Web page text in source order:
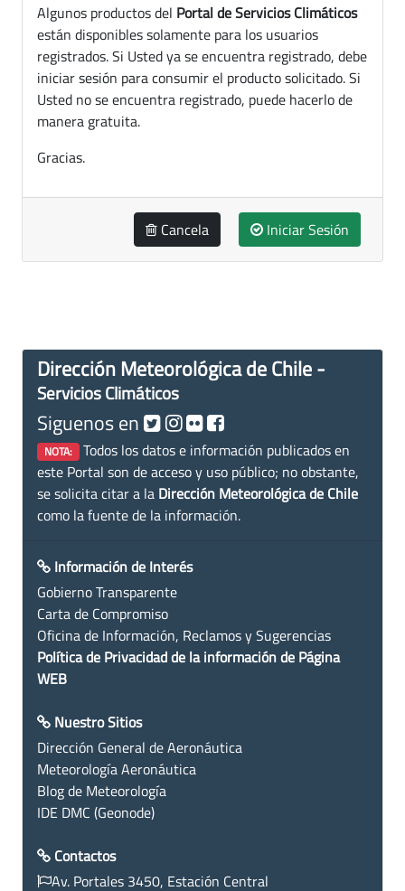
Algunos productos del Portal de Servicios Climáticos
están disponibles solamente para los usuarios
registrados. Si Usted ya se encuentra registrado, debe
iniciar sesión para consumir el producto solicitado. Si
Usted no se encuentra registrado, puede hacerlo de
manera gratuita.
Gracias.
Cancela Iniciar Sesión
Dirección Meteorológica de Chile -
Servicios Climáticos
Siguenos en
NOTA: Todos los datos e información publicados en
este Portal son de acceso y uso público; no obstante,
se solicita citar a la Dirección Meteorológica de Chile
como la fuente de la información.
Información de Interés
Gobierno Transparente
Carta de Compromiso
Oficina de Información, Reclamos y Sugerencias
Política de Privacidad de la información de Página
WEB
Nuestro Sitios
Dirección General de Aeronáutica
Meteorología Aeronáutica
Blog de Meteorología
IDE DMC (Geonode)
Contactos
Av. Portales 3450, Estación Central